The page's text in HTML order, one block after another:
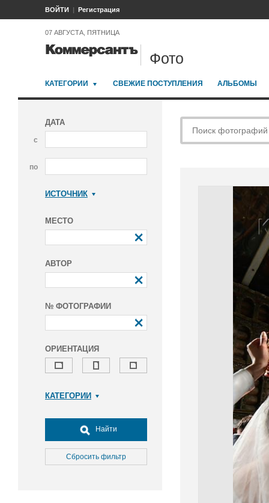
ВОЙТИ Регистрация
07 АВГУСТА, ПЯТНИЦА
Фото
КАТЕГОРИИ СВЕЖИЕ ПОСТУПЛЕНИЯ АЛЬБОМЫ
ДАТА
с
по
ИСТОЧНИК
МЕСТО
АВТОР
№ ФОТОГРАФИИ
ОРИЕНТАЦИЯ
КАТЕГОРИИ
Досуг, туризм и отдых
Культура
Медицина
Найти
Сбросить фильтр